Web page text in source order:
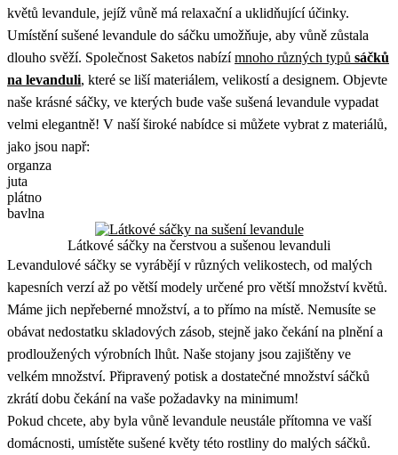
květů levandule, jejíž vůně má relaxační a uklidňující účinky.
Umístění sušené levandule do sáčku umožňuje, aby vůně zůstala
dlouho svěží. Společnost Saketos nabízímnoho různých typů sáčků
na levanduli, které se liší materiálem, velikostí a designem. Objevte
naše krásné sáčky, ve kterých bude vaše sušená levandule vypadat
velmi elegantně! V naší široké nabídce si můžete vybrat z materiálů,
jako jsou např:
organza
juta
plátno
bavlna
Látkové sáčky na čerstvou a sušenou levanduli
Levandulové sáčky se vyrábějí v různých velikostech, od malých
kapesních verzí až po větší modely určené pro větší množství květů.
Máme jich nepřeberné množství, a to přímo na místě. Nemusíte se
obávat nedostatku skladových zásob, stejně jako čekání na plnění a
prodloužených výrobních lhůt. Naše stojany jsou zajištěny ve
velkém množství. Připravený potisk a dostatečné množství sáčků
zkrátí dobu čekání na vaše požadavky na minimum!
Pokud chcete, aby byla vůně levandule neustále přítomna ve vaší
domácnosti, umístěte sušené květy této rostliny do malých sáčků.